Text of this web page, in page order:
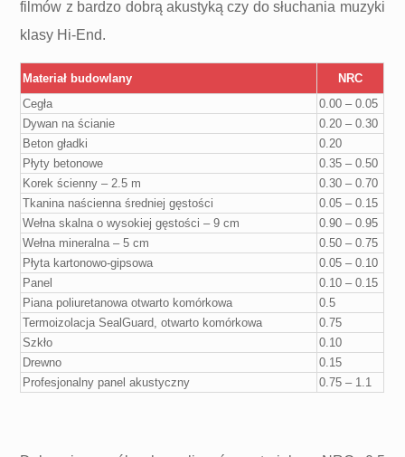
filmów z bardzo dobrą akustyką czy do słuchania muzyki
klasy Hi-End.
Materiał budowlany
NRC
Cegła
0.00 – 0.05
Dywan na ścianie
0.20 – 0.30
Beton gładki
0.20
Płyty betonowe
0.35 – 0.50
Korek ścienny – 2.5 m
0.30 – 0.70
Tkanina naścienna średniej gęstości
0.05 – 0.15
Wełna skalna o wysokiej gęstości – 9 cm
0.90 – 0.95
Wełna mineralna – 5 cm
0.50 – 0.75
Płyta kartonowo-gipsowa
0.05 – 0.10
Panel
0.10 – 0.15
Piana poliuretanowa otwarto komórkowa
0.5
Termoizolacja SealGuard, otwarto komórkowa
0.75
Szkło
0.10
Drewno
0.15
Profesjonalny panel akustyczny
0.75 – 1.1